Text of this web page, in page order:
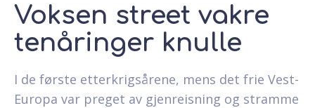
Voksen street vakre
tenåringer knulle
I de første etterkrigsårene, mens det frie Vest-
Europa var preget av gjenreisning og stramme